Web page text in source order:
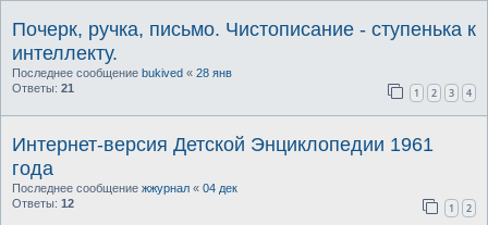
Почерк, ручка, письмо. Чистописание - ступенька к
интеллекту.
Последнее сообщение bukived « 28 янв
Ответы: 21 1 2 3 4
Интернет-версия Детской Энциклопедии 1961
года
Последнее сообщение жжурнал « 04 дек
Ответы: 12 1 2